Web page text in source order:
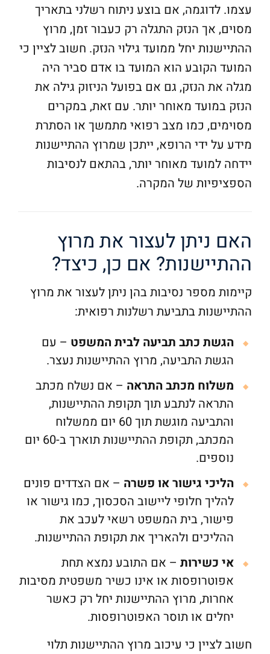
עצמו. לדוגמה, אם בוצע ניתוח רשלני בתאריך
מסוים, אך הנזק התגלה רק כעבור זמן, מרוץ
ההתיישנות יחל ממועד גילוי הנזק. חשוב לציין כי
המועד הקובע הוא המועד בו אדם סביר היה
מגלה את הנזק, גם אם בפועל הניזוק גילה את
הנזק במועד מאוחר יותר. עם זאת, במקרים
מסוימים, כמו מצב רפואי מתמשך או הסתרת
מידע על ידי הרופא, ייתכן שמרוץ ההתיישנות
יידחה למועד מאוחר יותר, בהתאם לנסיבות
הספציפיות של המקרה.
האם ניתן לעצור את מרוץ
ההתיישנות? אם כן, כיצד?
קיימות מספר נסיבות בהן ניתן לעצור את מרוץ
ההתיישנות בתביעת רשלנות רפואית:
הגשת כתב תביעה לבית המשפט – עם
הגשת התביעה, מרוץ ההתיישנות נעצר.
משלוח מכתב התראה – אם נשלח מכתב
התראה לנתבע תוך תקופת ההתיישנות,
והתביעה מוגשת תוך 60 יום ממשלוח
המכתב, תקופת ההתיישנות תוארך ב-60 יום
נוספים.
הליכי גישור או פשרה – אם הצדדים פונים
להליך חלופי ליישוב הסכסוך, כמו גישור או
פישור, בית המשפט רשאי לעכב את
ההליכים ולהאריך את תקופת ההתיישנות.
אי כשירות– אם התובע נמצא תחת
אפוטרופסות או אינו כשיר משפטית מסיבות
אחרות, מרוץ ההתיישנות יחל רק כאשר
יחלים או תוסר האפוטרופסות.
חשוב לציין כי עיכוב מרוץ ההתיישנות תלוי